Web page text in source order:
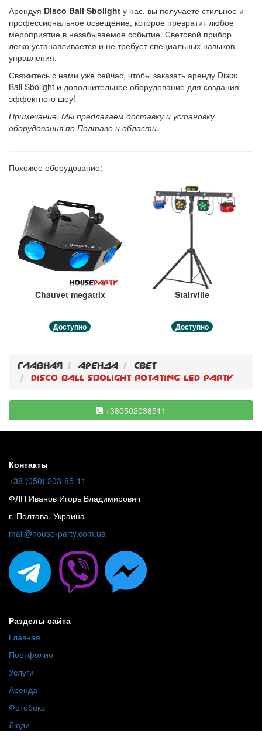
Арендуя Disco Ball Sbolight у нас, вы получаете стильное и
профессиональное освещение, которое превратит любое
мероприятие в незабываемое событие. Световой прибор
легко устанавливается и не требует специальных навыков
управления.
Свяжитесь с нами уже сейчас, чтобы заказать аренду Disco
Ball Sbolight и дополнительное оборудование для создания
эффектного шоу!
Примечание: Мы предлагаем доставку и установку
оборудования по Полтаве и области.
Похожее оборудование:
Chauvet megatrix
Доступно
Stairville
Доступно
Главная Аренда
Свет
Disco Ball Sbolight Rotating Led Party
+380502038511
Контакты
+38 (050) 203-85-11
ФЛП Иванов Игорь Владимирович
г. Полтава, Украина
mail@house-party.com.ua
Разделы сайта
Главная
Портфолио
Услуги
Аренда
Фотобокс
Люди